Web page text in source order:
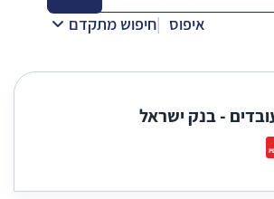
איפוס חיפוש מתקדם
- בנק ישראל